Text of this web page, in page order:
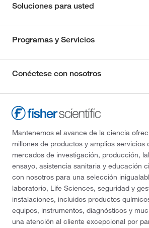
Soluciones para usted
Programas y Servicios
Conéctese con nosotros
Mantenemos el avance de la ciencia
millones de productos y amplios servicios
mercados de investigación, producción,
ensayo, asistencia sanitaria y educación
con nosotros para una selección
laboratorio, Life Sciences, seguridad y
instalaciones, incluidos productos
equipos, instrumentos, diagnósticos y
una atención al cliente excepcional por